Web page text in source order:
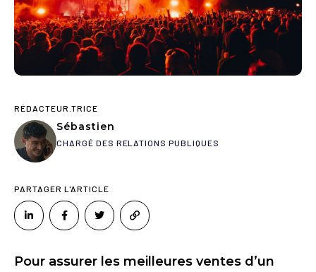
RÉDACTEUR.TRICE
Sébastien
CHARGÉ DES RELATIONS PUBLIQUES
PARTAGER L'ARTICLE
Pour assurer les meilleures ventes d’un